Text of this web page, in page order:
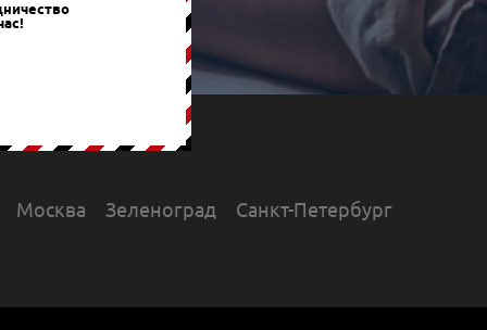
Москва Зеленоград Санкт-Петербург